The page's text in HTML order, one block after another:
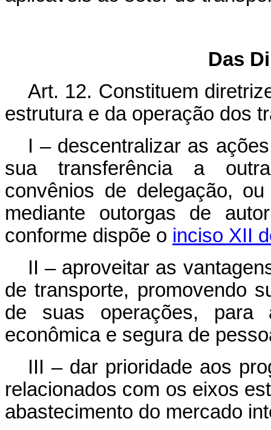
Das
Art. 12. Constituem
estrutura e da operação dos
I – descentralizar as
sua transferência a
convênios de delegação,
mediante outorgas de
conforme dispõe o inciso XII
II – aproveitar as
de transporte, promovendo
de suas operações, para
econômica e segura de
III – dar prioridade aos
relacionados com os eixos
abastecimento do mercado